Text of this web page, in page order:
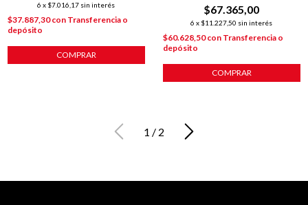
6 x $7.016,17 sin interés
$37.887,30con Transferencia o
depósito
COMPRAR
$67.365,00
6 x $11.227,50 sin interés
$60.628,50con Transferencia o
depósito
COMPRAR
1 / 2